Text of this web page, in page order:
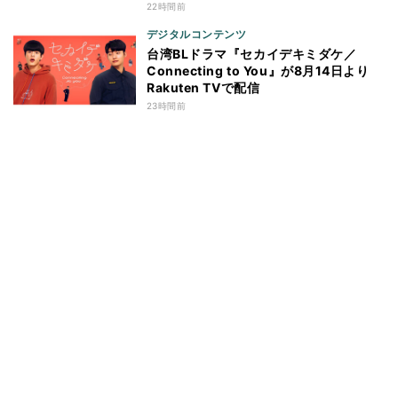
22時間前
デジタルコンテンツ
台湾BLドラマ『セカイデキミダケ／
Connecting to You』が8月14日より
Rakuten TVで配信
23時間前